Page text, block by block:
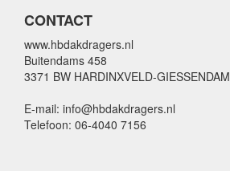
CONTACT
www.hbdakdragers.nl
Buitendams 458
3371 BW HARDINXVELD-GIESSENDAM
E-mail: info@hbdakdragers.nl
Telefoon: 06-4040 7156